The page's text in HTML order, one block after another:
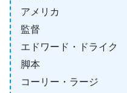
アメリカ
監督
エドワード・ドライク
脚本
コーリー・ラージ